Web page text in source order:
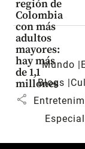
región de
Colombia
con más
adultos
mayores:
hay más
de 1,1
millones
share
Mundo
Blogs